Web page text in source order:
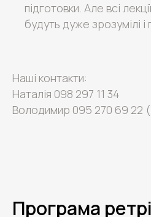
підготовки. Але всі
будуть дуже зрозумілі і
Наші контакти:
Наталія 098 297 11 34
Володимир 095 270 69 22
Програма